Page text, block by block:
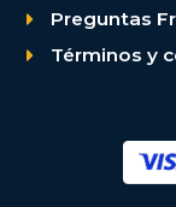
Preguntas
Términos y